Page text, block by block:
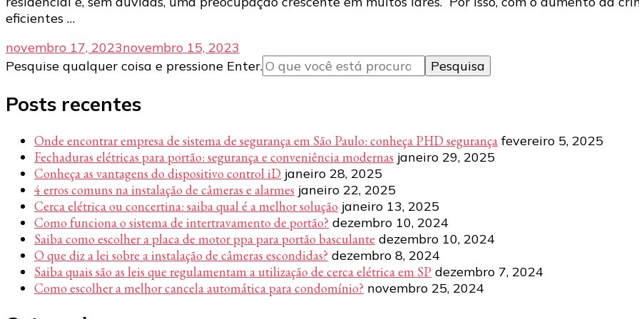
eficientes …
novembro 17, 2023novembro 15, 2023
Procurando
Pesquise qualquer coisa e pressione Enter.
Posts recentes
Onde encontrar empresa de sistema de segurança em São Paulo: conheça PHD segurança fevereiro 5, 2025
Fechaduras elétricas para portão: segurança e conveniência modernas janeiro 29, 2025
Conheça as vantagens do dispositivo control iD janeiro 28, 2025
4 erros comuns na instalação de câmeras e alarmes janeiro 22, 2025
Cerca elétrica ou concertina: saiba qual é a melhor solução janeiro 13, 2025
Como funciona o sistema de intertravamento de portão? dezembro 10, 2024
Saiba como escolher a placa de motor ppa para portão basculante dezembro 10, 2024
O que diz a lei sobre a instalação de câmeras escondidas? dezembro 8, 2024
Saiba quais são as leis que regulamentam a utilização de cerca elétrica em SP dezembro 7, 2024
Como escolher a melhor cancela automática para condomínio? novembro 25, 2024